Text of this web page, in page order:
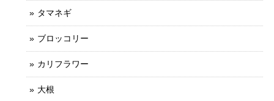
タマネギ
ブロッコリー
カリフラワー
大根